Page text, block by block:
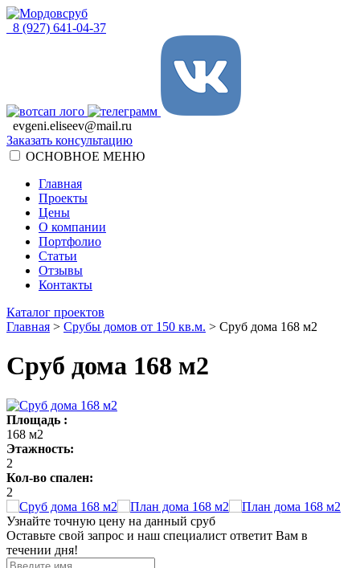
8 (927) 641-04-37
evgeni.eliseev@mail.ru
Заказать консультацию
ОСНОВНОЕ МЕНЮ
Главная
Проекты
Цены
О компании
Портфолио
Статьи
Отзывы
Контакты
Каталог проектов
Главная > Срубы домов от 150 кв.м. > Сруб дома 168 м2
Сруб дома 168 м2
Площадь :
168 м2
Этажность:
2
Кол-во спален:
2
Узнайте точную цену на данный сруб
Оставьте свой запрос и наш специалист ответит Вам в
течении дня!